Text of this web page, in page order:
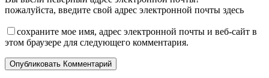
пожалуйста, введите свой адрес электронной почты здесь
сохраните мое имя, адрес электронной почты и веб-сайт в
этом браузере для следующего комментария.